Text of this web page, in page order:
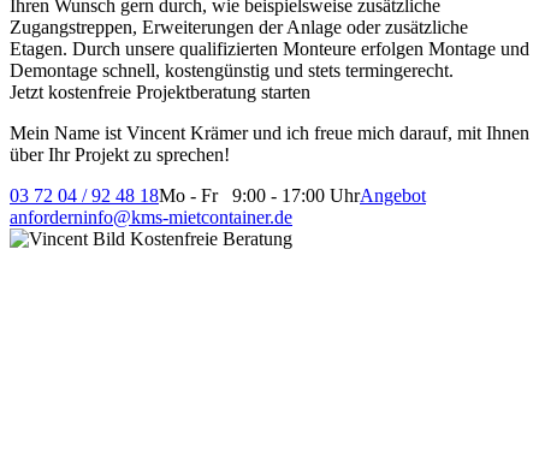
Ihren Wunsch gern durch, wie beispielsweise zusätzliche
Zugangstreppen, Erweiterungen der Anlage oder zusätzliche
Etagen. Durch unsere qualifizierten Monteure erfolgen Montage und
Demontage schnell, kostengünstig und stets termingerecht.
Jetzt kostenfreie Projektberatung starten
Mein Name ist Vincent Krämer und ich freue mich darauf, mit Ihnen
über Ihr Projekt zu sprechen!
03 72 04 / 92 48 18Mo - Fr 9:00 - 17:00 UhrAngebot
anforderninfo@kms-mietcontainer.de